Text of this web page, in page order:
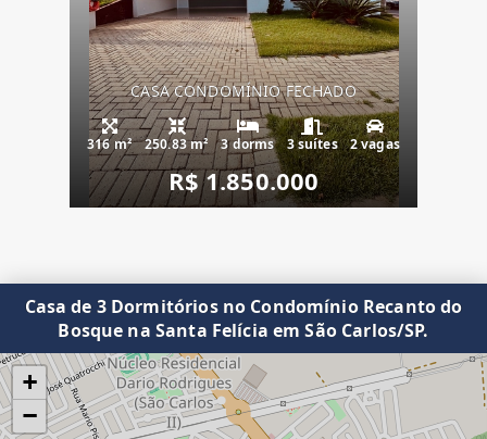
CASA CONDOMÍNIO FECHADO
316 m² 250.83 m² 3 dorms 3 suítes 2 vagas
R$ 1.850.000
Casa de 3 Dormitórios no Condomínio Recanto do
Bosque na Santa Felícia em São Carlos/SP.
+
−